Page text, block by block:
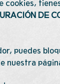
DE
puedes